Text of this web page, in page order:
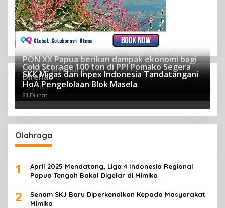
Ekonomi
PON XX Papua berikan dampak ekonomi bagi
UKM di Jayapura
123 Dilihat
Cold Storage 100 ton di PPI Pomako Segera
Direhab
110 Dilihat
SKK Migas dan Inpex Indonesia Tandatangani
HoA Pengelolaan Blok Masela
84 Dilihat
Olahraga
1
April 2025 Mendatang, Liga 4 Indonesia Regional
Papua Tengah Bakal Digelar di Mimika
2
Senam SKJ Baru Diperkenalkan Kepada Masyarakat
Mimika